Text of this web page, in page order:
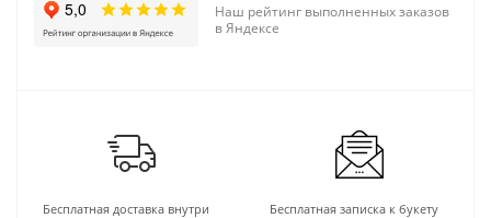
Наш рейтинг выполненных заказов
в Яндексе
Бесплатная доставка внутри
Бесплатная записка к букету